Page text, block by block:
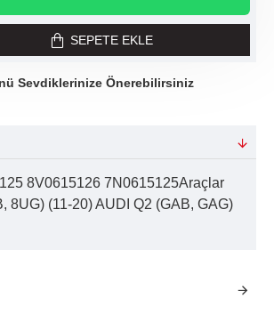
SEPETE EKLE
Sevdiklerinize Önerebilirsiniz
8V0615126 7N0615125Araçlar
8UG) (11-20) AUDI Q2 (GAB, GAG)